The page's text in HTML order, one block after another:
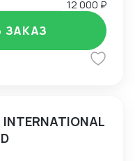
12 000 ₽
INTERNATIONAL